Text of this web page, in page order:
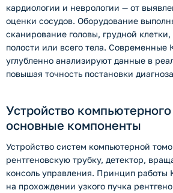
кардиологии и неврологии — от
оценки сосудов. Оборудование
сканирование головы, грудной
полости или всего тела. Современные
углубленно анализируют данные в
повышая точность постановки
Устройство
основные компоненты
Устройство систем компьютерной
рентгеновскую трубку, детектор,
консоль управления. Принцип работы
на прохождении узкого пучка